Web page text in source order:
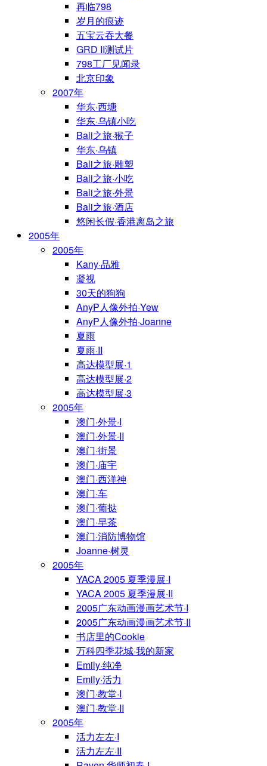
再临798
岁月的痕迹
五宝云吞大餐
GRD II测试片
798工厂见闻录
北京印象
2007年
华东·西塘
华东·乌镇小吃
Bali之旅·猴子
华东·乌镇
Bali之旅·雕塑
Bali之旅·小吃
Bali之旅·外景
Bali之旅·酒店
悠闲长假·香港离岛之旅
2005年
2005年
Kany·品雅
凝视
30天的狗狗
AnyP人像外拍·Yew
AnyP人像外拍·Joanne
夏雨
夏雨·II
高达模型展·1
高达模型展·2
高达模型展·3
2005年
澳门·外景·I
澳门·外景·II
澳门·街景
澳门·庙宇
澳门·西洋神
澳门·车
澳门·葡挞
澳门·早茶
澳门·消防博物馆
Joanne·树灵
2005年
YACA 2005 夏季漫展·I
YACA 2005 夏季漫展·II
2005广东动画漫画艺术节·I
2005广东动画漫画艺术节·II
书店里的Cookie
万科四季花城·我的新家
Emily·纯净
Emily·活力
澳门·教堂·I
澳门·教堂·II
2005年
活力左左·I
活力左左·II